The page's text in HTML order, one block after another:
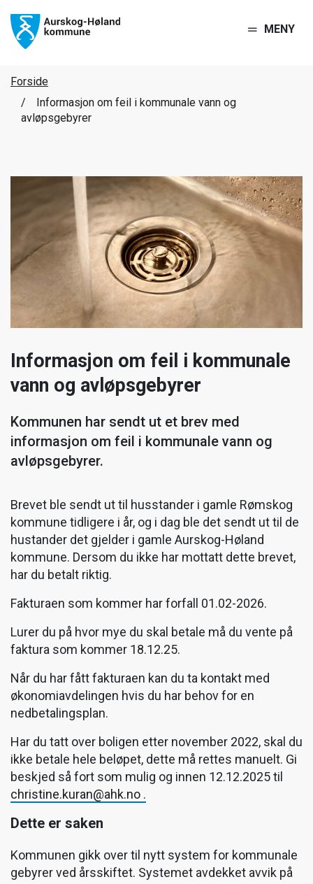
MENY
Forside
Informasjon om feil i kommunale vann og
avløpsgebyrer
Informasjon om feil i kommunale
vann og avløpsgebyrer
Kommunen har sendt ut et brev med
informasjon om feil i kommunale vann og
avløpsgebyrer.
Brevet ble sendt ut til husstander i gamle Rømskog
kommune tidligere i år, og i dag ble det sendt ut til de
hustander det gjelder i gamle Aurskog-Høland
kommune. Dersom du ikke har mottatt dette brevet,
har du betalt riktig.
Fakturaen som kommer har forfall 01.02-2026.
Lurer du på hvor mye du skal betale må du vente på
faktura som kommer 18.12.25.
Når du har fått fakturaen kan du ta kontakt med
økonomiavdelingen hvis du har behov for en
nedbetalingsplan.
Har du tatt over boligen etter november 2022, skal du
ikke betale hele beløpet, dette må rettes manuelt. Gi
beskjed så fort som mulig og innen 12.12.2025 til
christine.kuran@ahk.no .
Dette er saken
Kommunen gikk over til nytt system for kommunale
gebyrer ved årsskiftet. Systemet avdekket avvik på